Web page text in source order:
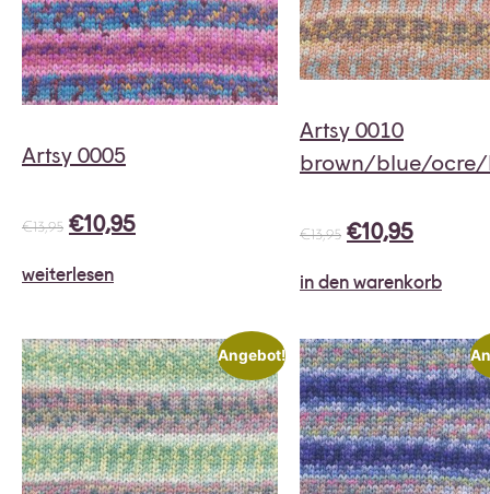
Artsy 0005
€13,95 €10,95
weiterlesen
Artsy 0010
brown/blue/
€13,95 €10,95
in den warenkorb
Angebot!